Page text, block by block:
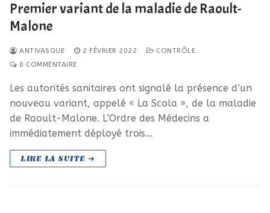
Premier variant de la maladie de Raoult-
Malone
ANTIVASQUE 2 FÉVRIER 2022
CONTRÔLE
0 COMMENTAIRE
Les autorités sanitaires ont signalé la présence d’un
nouveau variant, appelé « La Scola », de la maladie
de Raoult-Malone. L’Ordre des Médecins a
immédiatement déployé trois…
LIRE LA SUITE ➜